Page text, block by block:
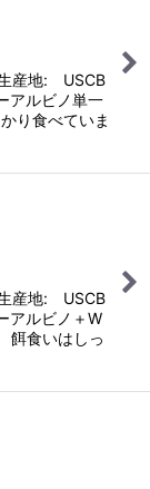
産地: USCB
アルビノ単一
り食べていま
産地: USCB
アルビノ＋W
餌食いはしっ